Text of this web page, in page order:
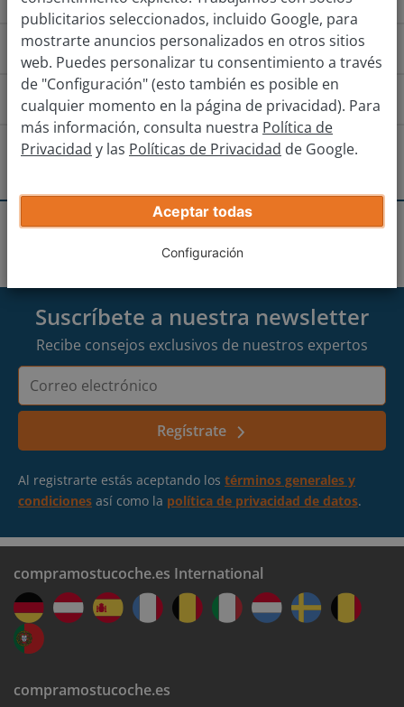
¿Cómo funciona?
Recibe tu oferta real
Introduce los datos de tu coche.
Confirmamos los datos
Reserva una cita en una sucursal cercana.
Recibe tu dinero
¿Cómo llego a la sucursal?
¿Hay otras sucursales cerca?
Benidorm
Alicante-Plaza Mar 2
Elche
Suscríbete a nuestra newsletter
Recibe consejos exclusivos de nuestros expertos
Regístrate
Al registrarte estás aceptando los términos generales y
condiciones así como la política de privacidad de datos.
compramostucoche.es International
compramostucoche.es
publicitarios seleccionados, incluido Google, para
mostrarte anuncios personalizados en otros sitios
web. Puedes personalizar tu consentimiento a través
de "Configuración" (esto también es posible en
cualquier momento en la página de privacidad). Para
más información, consulta nuestra Política de
Privacidad y las Políticas de Privacidad de Google.
Aceptar todas
Configuración